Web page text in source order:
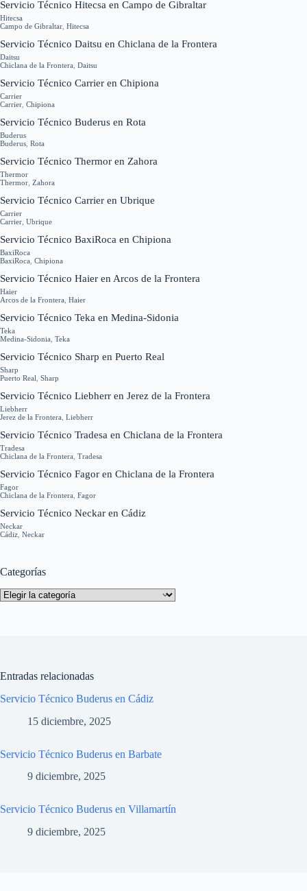
Servicio Técnico Hitecsa en Campo de Gibraltar
Hitecsa
Campo de Gibraltar Hitecsa
Servicio Técnico Daitsu en Chiclana de la Frontera
Daitsu
Chiclana de la Frontera Daitsu
Servicio Técnico Carrier en Chipiona
Carrier
Carrier Chipiona
Servicio Técnico Buderus en Rota
Buderus
Buderus Rota
Servicio Técnico Thermor en Zahora
Thermor
Thermor Zahora
Servicio Técnico Carrier en Ubrique
Carrier
Carrier Ubrique
Servicio Técnico BaxiRoca en Chipiona
BaxiRoca
BaxiRoca Chipiona
Servicio Técnico Haier en Arcos de la Frontera
Haier
Arcos de la Frontera Haier
Servicio Técnico Teka en Medina-Sidonia
Teka
Medina-Sidonia Teka
Servicio Técnico Sharp en Puerto Real
Sharp
Puerto Real Sharp
Servicio Técnico Liebherr en Jerez de la Frontera
Liebherr
Jerez de la Frontera Liebherr
Servicio Técnico Tradesa en Chiclana de la Frontera
Tradesa
Chiclana de la Frontera Tradesa
Servicio Técnico Fagor en Chiclana de la Frontera
Fagor
Chiclana de la Frontera Fagor
Servicio Técnico Neckar en Cádiz
Neckar
Cádiz Neckar
Categorías
Categorías
Entradas relacionadas
Servicio Técnico Buderus en Cádiz
15 diciembre, 2025
Servicio Técnico Buderus en Barbate
9 diciembre, 2025
Servicio Técnico Buderus en Villamartín
9 diciembre, 2025